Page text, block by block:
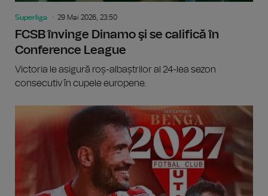
Superliga 29 Mai 2026, 23:50
FCSB învinge Dinamo şi se califică în
Conference League
Victoria le asigură roș-albaștrilor al 24-lea sezon
consecutiv în cupele europene.